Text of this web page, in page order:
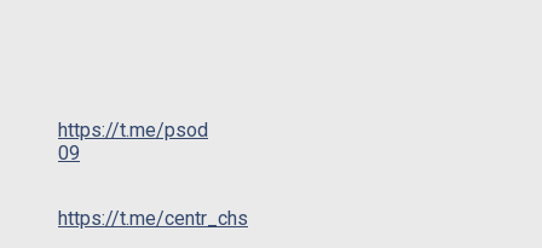
https://t.me/psod
09
https://t.me/centr_chs